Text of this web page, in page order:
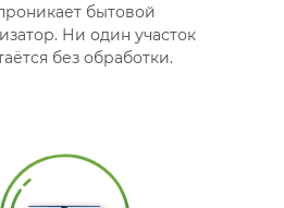
бытовой
Ни один участок
без обработки.